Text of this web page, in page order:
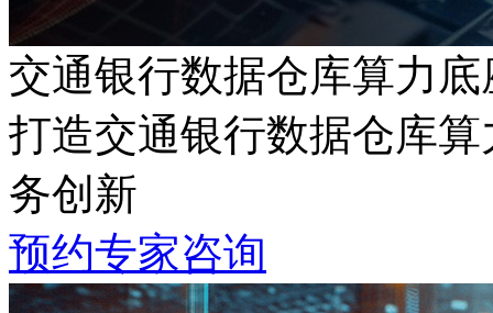
交通银行数据仓库算力底
打造交通银行数据仓库算
务创新
预约专家咨询